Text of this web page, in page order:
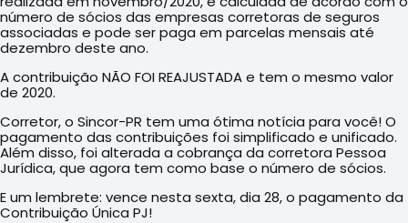
número de sócios das empresas corretoras de seguros
associadas e pode ser paga em parcelas mensais até
dezembro deste ano.
A contribuição NÃO FOI REAJUSTADA e tem o mesmo valor
de 2020.
Corretor, o Sincor-PR tem uma ótima notícia para você! O
pagamento das contribuições foi simplificado e unificado.
Além disso, foi alterada a cobrança da corretora Pessoa
Jurídica, que agora tem como base o número de sócios.
E um lembrete: vence nesta sexta, dia 28, o pagamento da
Contribuição Única PJ!